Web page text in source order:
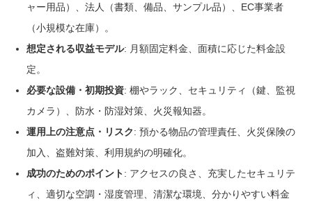
ャー用品）、法人（書類、備品、サンプル品）、EC事業者
（小規模な在庫）。
想定される収益モデル: 月額固定料金、面積に応じた料金設
定。
必要な設備・初期投資: 棚やラック、セキュリティ（鍵、監視
カメラ）、防水・防湿対策、火災報知器。
運用上の注意点・リスク: 預かる物品の管理責任、火災保険の
加入、盗難対策、利用規約の明確化。
成功のためのポイント: アクセスの良さ、充実したセキュリテ
ィ、適切な空調・湿度管理、清潔な環境、分かりやすい料金